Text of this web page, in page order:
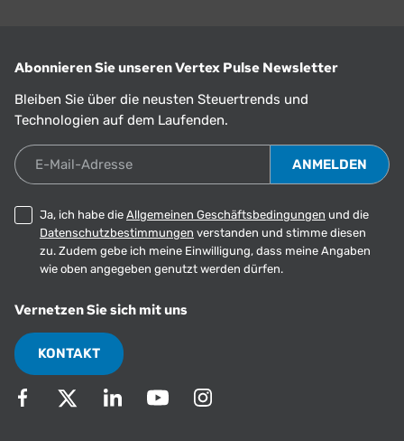
Abonnieren Sie unseren Vertex Pulse Newsletter
Bleiben Sie über die neusten Steuertrends und
Technologien auf dem Laufenden.
E-Mail-Adresse
Ja, ich habe die Allgemeinen Geschäftsbedingungen und die
Datenschutzbestimmungen verstanden und stimme diesen
zu. Zudem gebe ich meine Einwilligung, dass meine Angaben
wie oben angegeben genutzt werden dürfen.
Vernetzen Sie sich mit uns
KONTAKT